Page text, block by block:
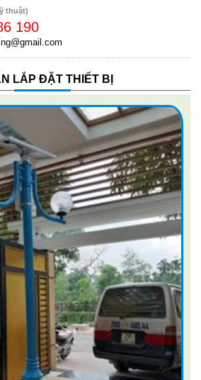
thuật)
190
LẮP ĐẶT THIẾT BỊ